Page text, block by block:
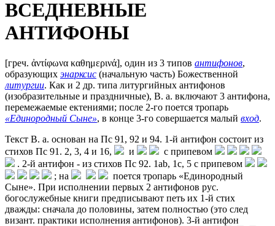
ВСЕДНЕВНЫЕ
АНТИФОНЫ
[греч. ἀντίφωνα καθημερινά], один из 3 типов антифонов,
образующих энарксис (начальную часть) Божественной
литургии. Как и 2 др. типа литургийных антифонов
(изобразительные и праздничные), В. а. включают 3 антифона,
перемежаемые ектениями; после 2-го поется тропарь
«Единородный Сыне», в конце 3-го совершается малый вход.
Текст В. а. основан на Пс 91, 92 и 94. 1-й антифон состоит из
стихов Пс 91. 2, 3, 4 и 16,
и
с припевом
. 2-й антифон - из стихов Пс 92. 1ab, 1c, 5 с припевом
; на
поется тропарь «Единородный
Сыне». При исполнении первых 2 антифонов рус.
богослужебные книги предписывают петь их 1-й стих
дважды: сначала до половины, затем полностью (это след
визант. практики исполнения антифонов). 3-й антифон